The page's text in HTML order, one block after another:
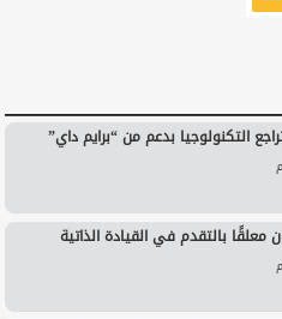
التكنولوجيا بدعم من “برايم داي”
بالتقدم في القيادة الذاتية